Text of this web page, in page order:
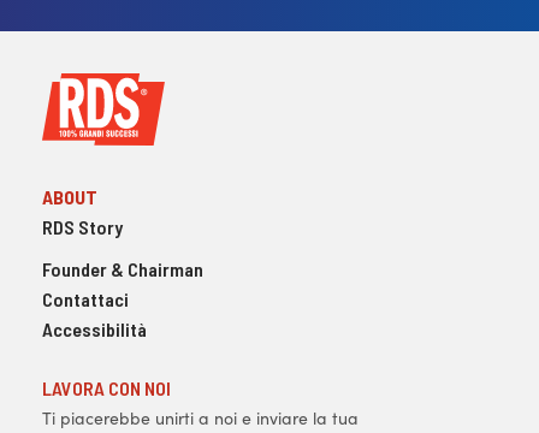
ABOUT
RDS Story
Founder & Chairman
Contattaci
Accessibilità
LAVORA CON NOI
Ti piacerebbe unirti a noi e inviare la tua